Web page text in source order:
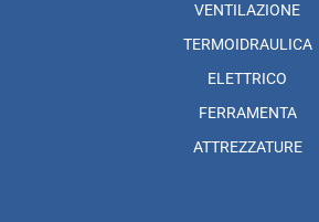
VENTILAZIONE
TERMOIDRAULICA
ELETTRICO
FERRAMENTA
ATTREZZATURE